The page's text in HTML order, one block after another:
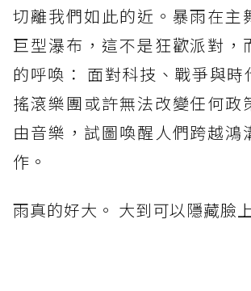
切離我們如此的近。暴雨在主
巨型瀑布，這不是狂歡派對，
的呼喚： 面對科技、戰爭與時
搖滾樂團或許無法改變任何政
由音樂，試圖喚醒人們跨越鴻
作。
雨真的好大。 大到可以隱藏臉